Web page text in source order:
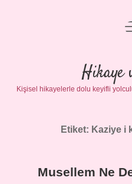
Gizlilik
Yasal
Hikaye
Kişisel hikayelerle dolu keyifli
Etiket: Kaziye i
Musellem Ne